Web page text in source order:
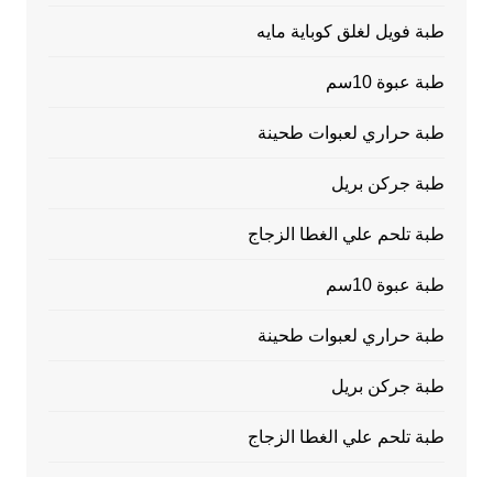
طبة فويل لغلق كوباية مايه
طبة عبوة 10سم
طبة حراري لعبوات طحينة
طبة جركن بريل
طبة تلحم علي الغطا الزجاج
طبة عبوة 10سم
طبة حراري لعبوات طحينة
طبة جركن بريل
طبة تلحم علي الغطا الزجاج